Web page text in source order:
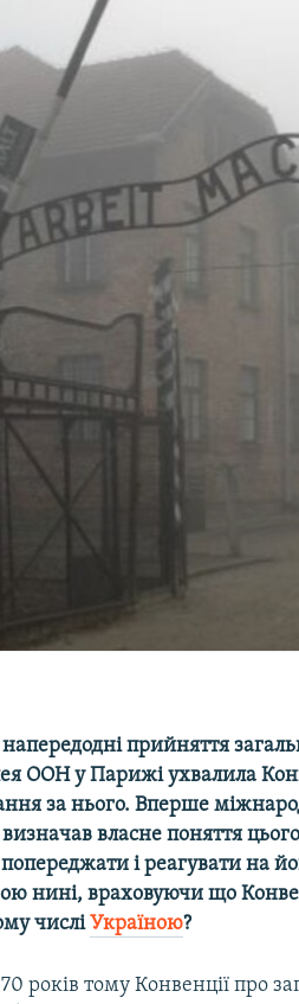
прийняття
ООН у Парижі ухвалила
за нього. Вперше
власне поняття цього
і реагувати на
нині, враховуючи що
числіУкраїною?
років тому Конвенції про